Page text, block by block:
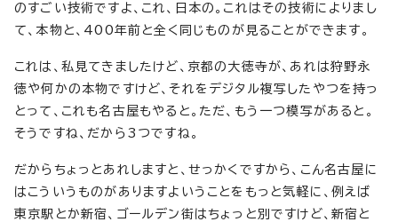
のすごい技術ですよ、これ、日本の。これはその技術によりまし
て、本物と、400年前と全く同じものが見ることができます。
これは、私見てきましたけど、京都の大徳寺が、あれは狩野永
徳や何かの本物ですけど、それをデジタル複写したやつを持っ
とって、これも名古屋もやると。ただ、もう一つ模写があると。
そうですね、だから3つですね。
だからちょっとあれしますと、せっかくですから、こん名古屋に
はこういうものがありますよいうことをもっと気軽に、例えば
東京駅とか新宿、ゴールデン街はちょっと別ですけど、新宿と